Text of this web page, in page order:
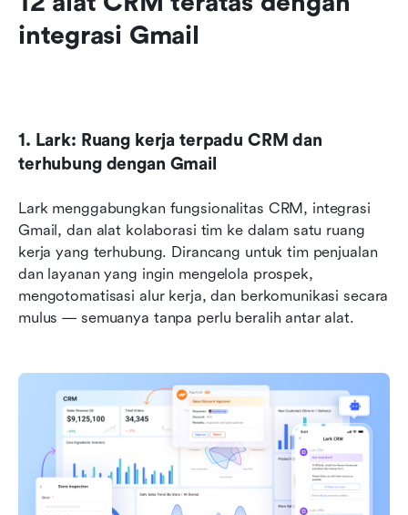
integrasi Gmail
1. Lark: Ruang kerja terpadu CRM dan
terhubung dengan Gmail
Lark menggabungkan fungsionalitas CRM, integrasi
Gmail, dan alat kolaborasi tim ke dalam satu ruang
kerja yang terhubung. Dirancang untuk tim penjualan
dan layanan yang ingin mengelola prospek,
mengotomatisasi alur kerja, dan berkomunikasi secara
mulus — semuanya tanpa perlu beralih antar alat.